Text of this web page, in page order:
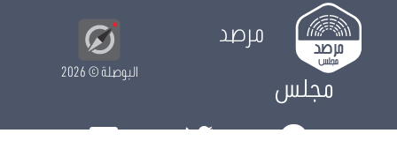
مرصد
مجلس
البوصلة© 2026